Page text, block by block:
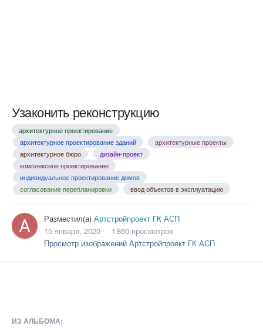
Узаконить реконструкцию
архитектурное проектирование
архитектурное проектирование зданий
архитектурные проекты
архитектурное бюро
дизайн-проект
комплексное проектирование
индивидуальное проектирование домов
согласование перепланировки
ввод объектов в эксплуатацию
Разместил(а) Артстройпроект ГК АСП
15 января, 2020
1 860 просмотров
Просмотр изображений Артстройпроект ГК АСП
ИЗ АЛЬБОМА: